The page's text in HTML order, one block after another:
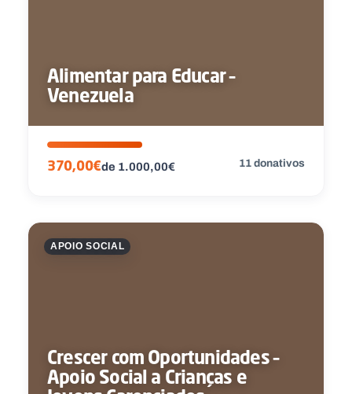
Alimentar para Educar –
Venezuela
370,00€de 1.000,00€ 11 donativos
APOIO SOCIAL
Crescer com Oportunidades –
Apoio Social a Crianças e